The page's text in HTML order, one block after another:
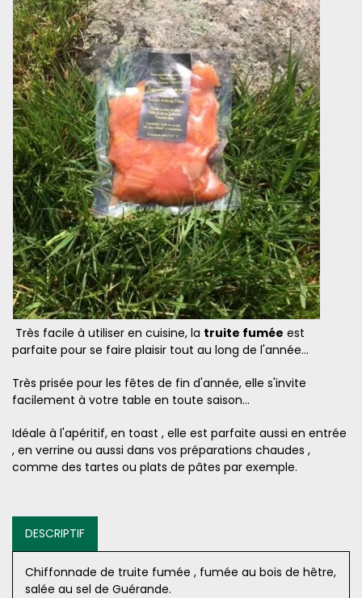
Très facile à utiliser en cuisine, la truite fumée est
parfaite pour se faire plaisir tout au long de l'année...
Très prisée pour les fêtes de fin d'année, elle s'invite
facilement à votre table en toute saison...
Idéale à l'apéritif, en toast , elle est parfaite aussi en entrée
, en verrine ou aussi dans vos préparations chaudes ,
comme des tartes ou plats de pâtes par exemple.
DESCRIPTIF
Chiffonnade de truite fumée , fumée au bois de hêtre,
salée au sel de Guérande.